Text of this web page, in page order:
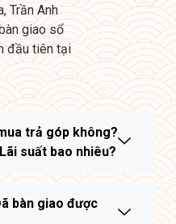
Trần Anh
giao sổ
đầu tiên tại
trả góp không?
suất bao nhiêu?
bàn giao được